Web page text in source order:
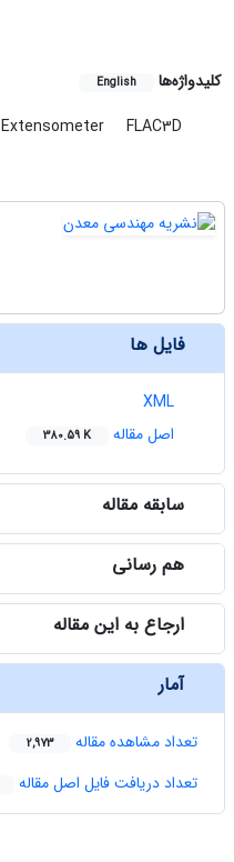
کلیدواژه‌ها English
Extensometer FLAC3D
فایل ها
XML
اصل مقاله
380.59 K
سابقه مقاله
هم رسانی
ارجاع به این مقاله
آمار
تعداد مشاهده مقاله 2,973
تعداد دریافت فایل اصل مقاله